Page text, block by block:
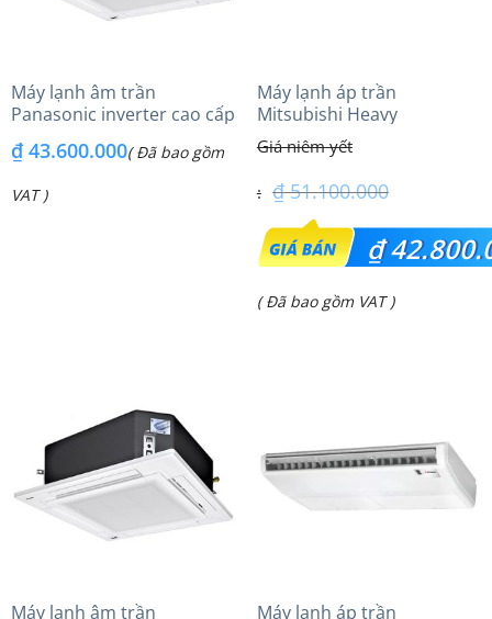
Máy lạnh âm trần
Panasonic inverter cao cấp
48PRH1H8 – 3 Pha
₫43.600.000( Đã bao gồm
VAT )
Máy lạnh áp trần
Mitsubishi Heavy
FDE100VG (4.0Hp) Cao cấp
– 3 Pha
₫51.100.000
Giá
gốc
là:
₫
Giá
₫ 42.800.000.
( Đã bao gồm VAT )
Máy lạnh âm trần Máy lạnh áp trần